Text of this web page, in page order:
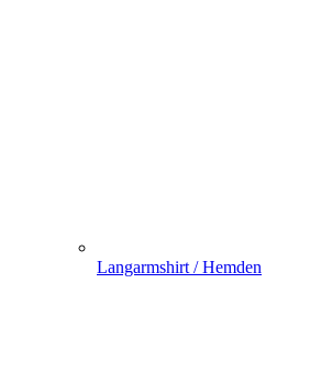
Langarmshirt / Hemden